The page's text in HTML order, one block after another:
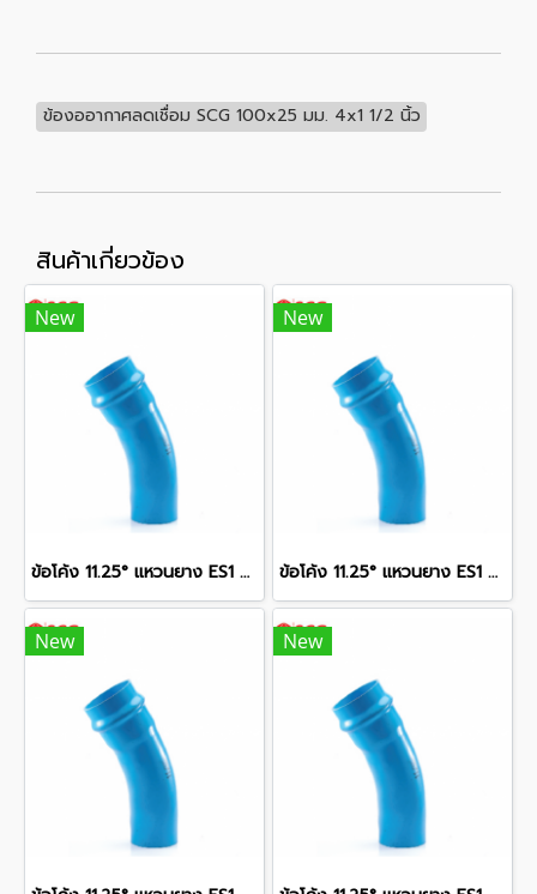
ข้องออากาศลดเชื่อม SCG 100x25 มม. 4x1 1/2 นิ้ว
สินค้าเกี่ยวข้อง
New
ข้อโค้ง 11.25° แหวนยาง ES1 SCG ขนาด 350 มม. (14 นิ้ว ) ชั้น 13.5
New
ข้อโค้ง 11.25° แหวนยาง ES1 SCG ขนาด 250 มม. (10 นิ้ว ) ชั้น 13.5
New New